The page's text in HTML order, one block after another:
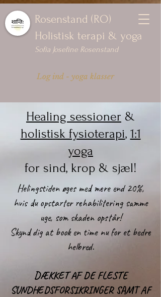
Rosenstand (RO)
Holistisk terapi & yoga
Sofia Josefine Rosenstand
Log ind - yoga klasser
Healing sessioner &
holistisk fysioterapi, 1:1
yoga
for sind, krop & sjæl!
Helingstiden øges med mere end 20%,
hvis du opstarter rehabilitering samme
uge, som skaden opstår!
Skynd dig at book en time nu for et bedre
helbred.
DÆKKET AF DE FLESTE
SUNDHEDSFORSIKRINGER SAMT AF